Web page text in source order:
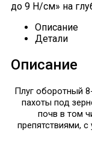
до 9 Н/см» на
Описание
Детали
Описание
Плуг оборотный
пахоты под
почв в том
препятствиями,